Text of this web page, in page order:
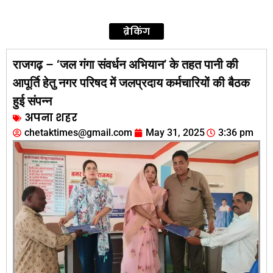
ब्रेकिंग
राजगढ़ – ‘जल गंगा संवर्धन अभियान’ के तहत पानी की
आपूर्ति हेतु नगर परिषद में जलप्रदाय कर्मचारियों की बैठक
हुई संपन्न
अपना शहर
chetaktimes@gmail.com May 31, 2025 3:36 pm